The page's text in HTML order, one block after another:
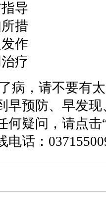
导
措
作
疗
病，请不要有
早预防、早发
何疑问，请点击
电话：